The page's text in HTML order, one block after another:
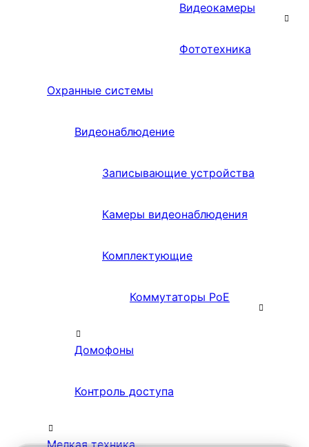
Видеокамеры
Фототехника
Охранные системы
Видеонаблюдение
Записывающие устройства
Камеры видеонаблюдения
Комплектующие
Коммутаторы PoE
Домофоны
Контроль доступа